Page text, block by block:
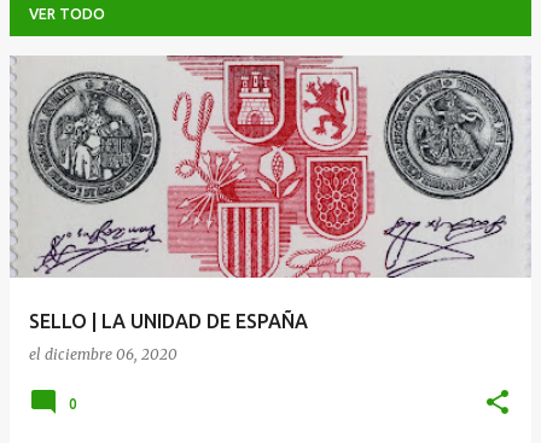
VER TODO
E
n
t
r
a
d
SELLO | LA UNIDAD DE ESPAÑA
el diciembre 06, 2020
0